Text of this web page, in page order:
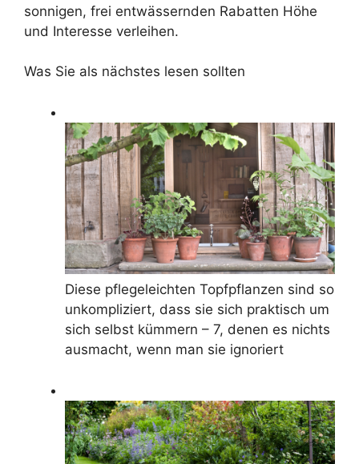
sonnigen, frei entwässernden Rabatten Höhe
und Interesse verleihen.
Was Sie als nächstes lesen sollten
Diese pflegeleichten Topfpflanzen sind so
unkompliziert, dass sie sich praktisch um
sich selbst kümmern – 7, denen es nichts
ausmacht, wenn man sie ignoriert